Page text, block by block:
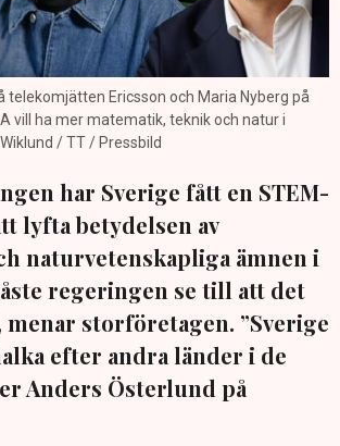
telekomjätten Ericsson och Maria Nyberg på
vill ha mer matematik, teknik och natur i
/ TT / Pressbild
har Sverige fått en STEM-
lyfta betydelsen av
naturvetenskapliga ämnen i
regeringen se till att det
storföretagen. ”Sverige
efter andra länder i de
Anders Österlund på